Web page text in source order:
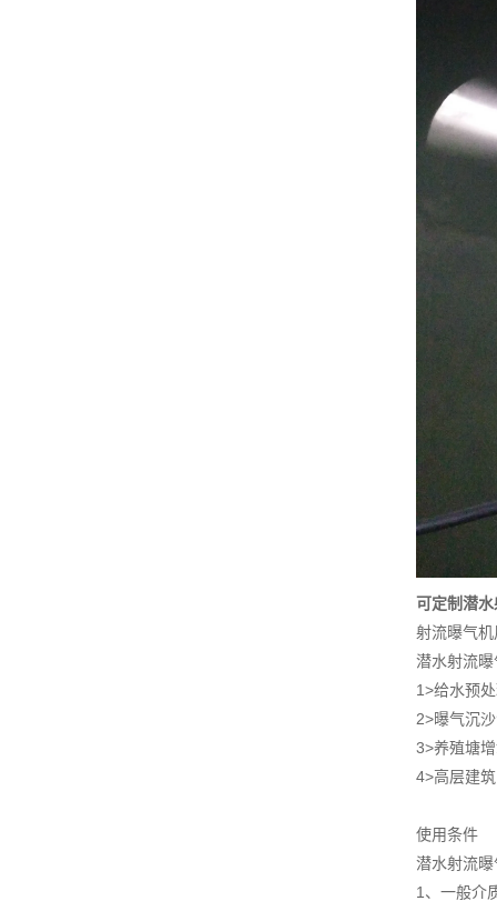
可定制潜
射流曝气机
潜水射流
1>给水预
2>曝气沉
3>养殖塘
4>高层建
使用条件
潜水射流
1、一般介